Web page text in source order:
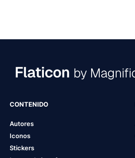
CONTENIDO
Autores
Iconos
Stickers